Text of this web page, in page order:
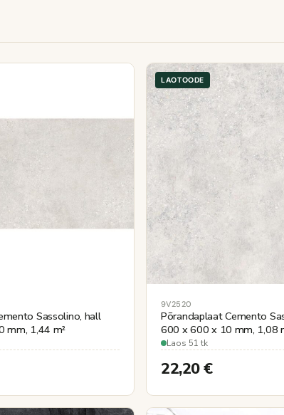
Sassolino, hall
mm, 1,44 m²
LAOTOODE
9V2520
Põrandaplaat Cemento
600 x 600 x 10 mm, 1,08
Laos 51 tk
22,20€